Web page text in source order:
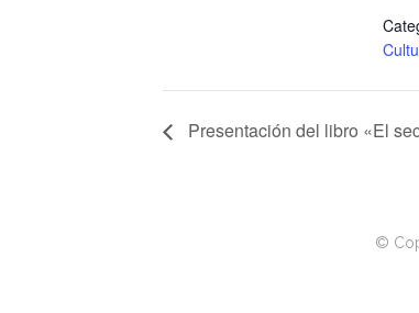
Presentación del libro «El
©